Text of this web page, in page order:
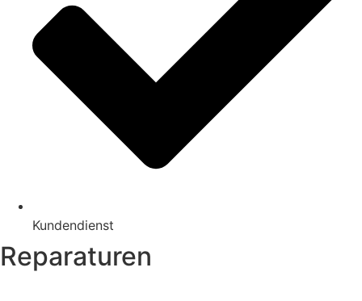
Kundendienst
Reparaturen